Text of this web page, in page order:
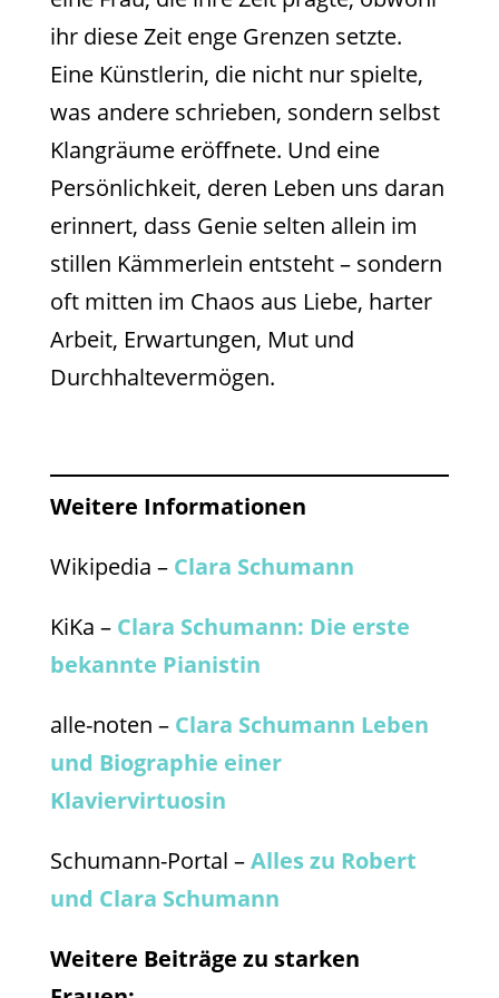
ihr diese Zeit enge Grenzen setzte.
Eine Künstlerin, die nicht nur spielte,
was andere schrieben, sondern selbst
Klangräume eröffnete. Und eine
Persönlichkeit, deren Leben uns daran
erinnert, dass Genie selten allein im
stillen Kämmerlein entsteht – sondern
oft mitten im Chaos aus Liebe, harter
Arbeit, Erwartungen, Mut und
Durchhaltevermögen.
Weitere Informationen
Wikipedia – Clara Schumann
KiKa – Clara Schumann: Die erste
bekannte Pianistin
alle-noten – Clara Schumann Leben
und Biographie einer
Klaviervirtuosin
Schumann-Portal –Alles zu Robert
und Clara Schumann
Weitere Beiträge zu starken